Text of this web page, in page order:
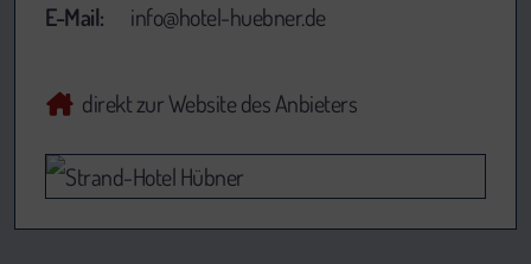
E-Mail:
info@hotel-huebner.de
direkt zur Website des Anbieters